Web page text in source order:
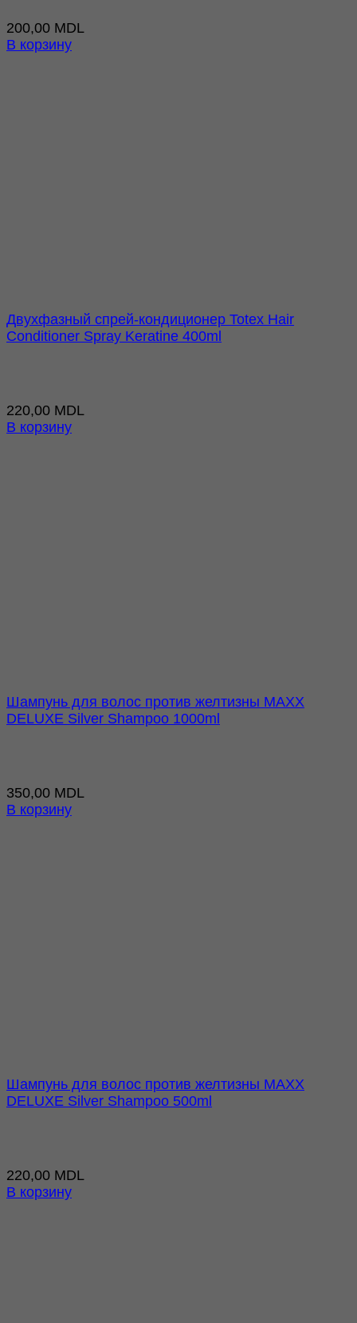
200,00 MDL
В корзину
Двухфазный спрей-кондиционер Totex Hair
Conditioner Spray Keratine 400ml
220,00 MDL
В корзину
Шампунь для волос против желтизны MAXX
DELUXE Silver Shampoo 1000ml
350,00 MDL
В корзину
Шампунь для волос против желтизны MAXX
DELUXE Silver Shampoo 500ml
220,00 MDL
В корзину